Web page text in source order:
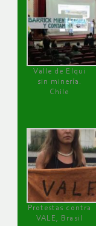
Valle de Elqui
sin minería.
Chile
Protestas contra
VALE, Brasil